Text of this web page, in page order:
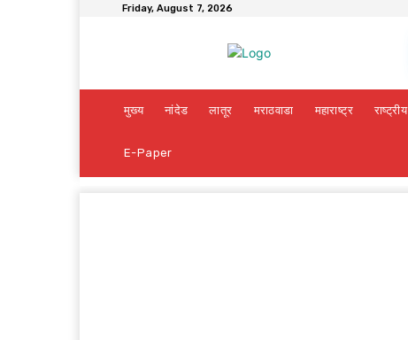
Friday, August 7, 2026
मुख्य नांदेड लातूर मराठवाडा महाराष्ट्र राष्ट्रीय
E-Paper